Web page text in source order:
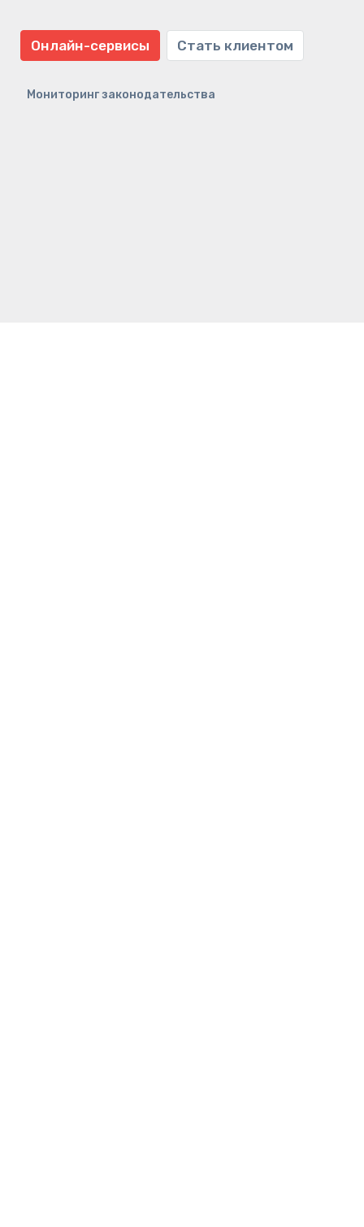
Онлайн-сервисы Стать клиентом
Мониторинг законодательства